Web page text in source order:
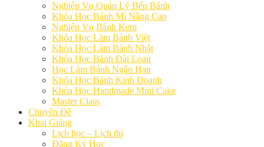
Nghiệp Vụ Quản Lý Bếp Bánh
Khóa Học Bánh Mì Nâng Cao
Nghiệp Vụ Bánh Kem
Khóa Học Làm Bánh Việt
Khóa Học Làm Bánh Nhật
Khóa Học Bánh Đài Loan
Học Làm Bánh Ngắn Hạn
Khóa Học Bánh Kinh Doanh
Khóa Học Handmade Mini Cake
Master Class
Chuyên Đề
Khai Giảng
Lịch học – Lịch thi
Đăng Ký Học